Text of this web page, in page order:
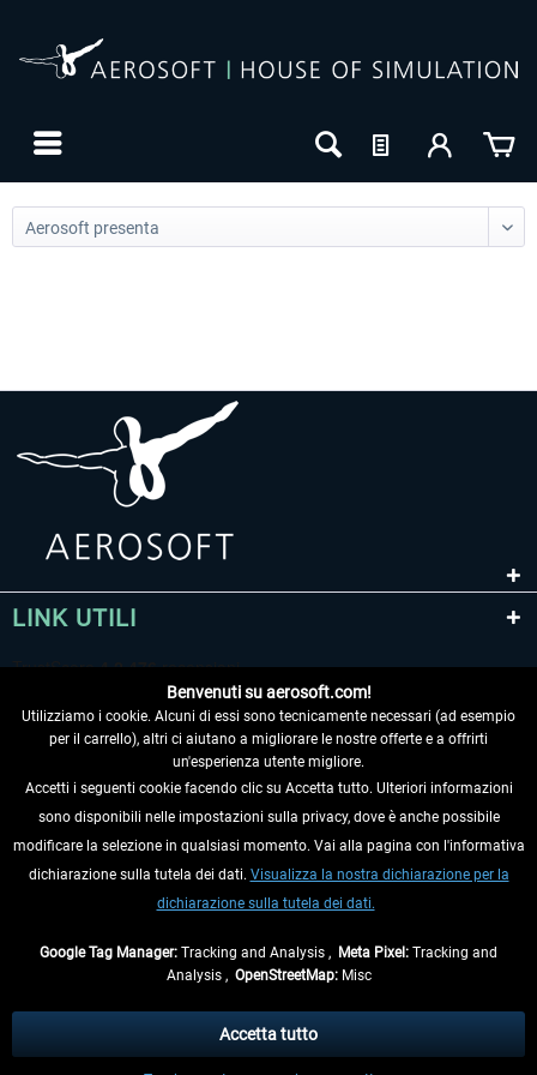
EmergencyDispatcherPro - 24h Free
0,00 € * 36,59 € *
LINK UTILI
RECEDERE DAL CONTRATTO
INFORMAZIONI
eventualmente le spese di spedizione, se non diversamente descritto.
** Riguarda le spedizioni al di fuori della Germania, i tempi di consegna per le
Benvenuti su aerosoft.com!
Utilizziamo i cookie. Alcuni di essi sono tecnicamente necessari (ad esempio
per il carrello), altri ci aiutano a migliorare le nostre offerte e a offrirti
un'esperienza utente migliore.
Accetti i seguenti cookie facendo clic su Accetta tutto. Ulteriori informazioni
sono disponibili nelle impostazioni sulla privacy, dove è anche possibile
modificare la selezione in qualsiasi momento. Vai alla pagina con l'informativa
dichiarazione sulla tutela dei dati. Visualizza la nostra dichiarazione per la
dichiarazione sulla tutela dei dati.
Google Tag Manager: Tracking and Analysis , Meta Pixel: Tracking and
Analysis , OpenStreetMap:Misc
Accetta tutto